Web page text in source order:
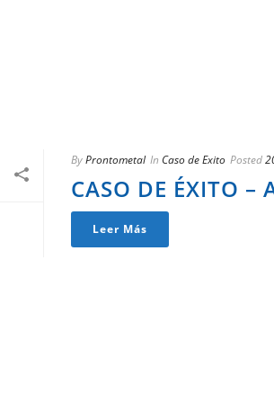
ByProntometal In Caso de Exito Posted
CASO DE ÉXITO –
Leer Más